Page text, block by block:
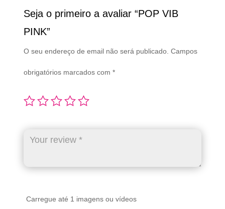
Seja o primeiro a avaliar “POP VIB
PINK”
O seu endereço de email não será publicado. Campos
obrigatórios marcados com *
Carregue até 1 imagens ou vídeos